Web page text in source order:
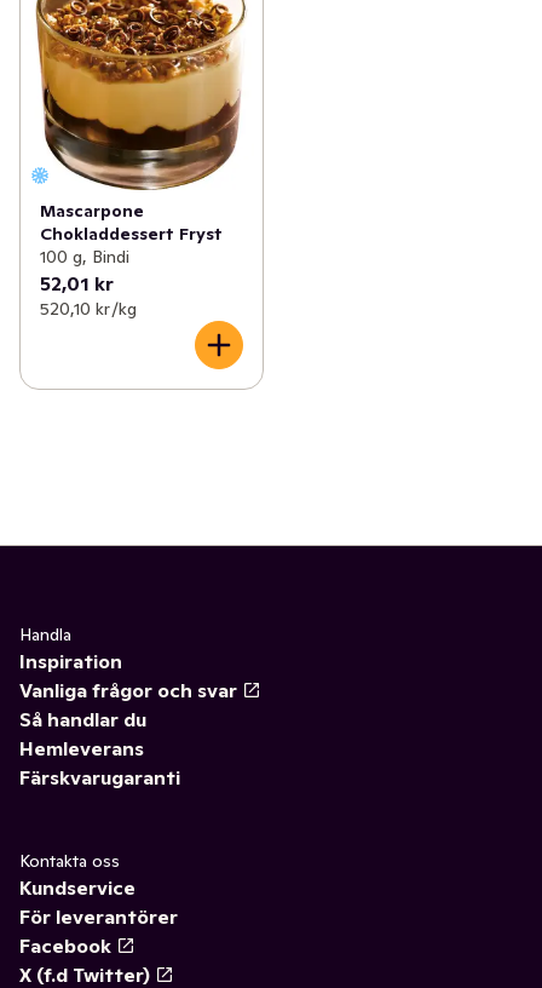
Mascarpone
Chokladdessert Fryst
100 g, Bindi
52,01 kr
520,10 kr /kg
Handla
Inspiration
Vanliga frågor och svar
Så handlar du
Hemleverans
Färskvarugaranti
Kontakta oss
Kundservice
För leverantörer
Facebook
X (f.d Twitter)